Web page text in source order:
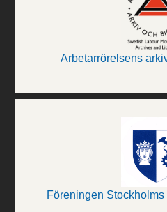
Arbetarrörelsens
Föreningen